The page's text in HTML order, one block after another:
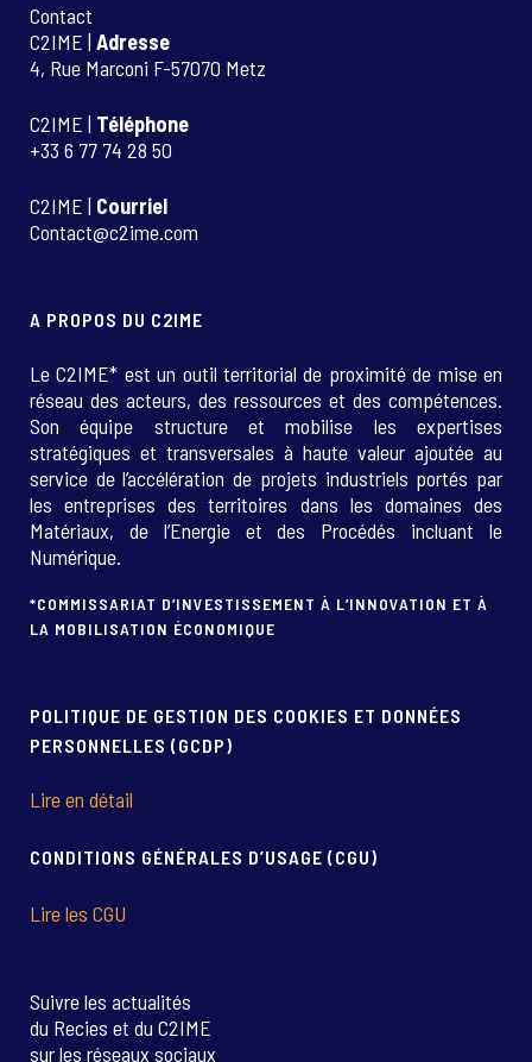
Contact
C2IME | Adresse
4, Rue Marconi F-57070 Metz
C2IME | Téléphone
+33 6 77 74 28 50
C2IME | Courriel
Contact@c2ime.com
A PROPOS DU C2IME
Le C2IME* est un outil territorial de proximité de mise en
réseau des acteurs, des ressources et des compétences.
Son équipe structure et mobilise les expertises
stratégiques et transversales à haute valeur ajoutée au
service de l’accélération de projets industriels portés par
les entreprises des territoires dans les domaines des
Matériaux, de l’Energie et des Procédés incluant le
Numérique.
*COMMISSARIAT D’INVESTISSEMENT À L’INNOVATION ET À
LA MOBILISATION ÉCONOMIQUE
POLITIQUE DE GESTION DES COOKIES ET DONNÉES
PERSONNELLES (GCDP)
Lire en détail
CONDITIONS GÉNÉRALES D’USAGE (CGU)
Lire les CGU
Suivre les actualités
du Recies et du C2IME
sur les réseaux sociaux